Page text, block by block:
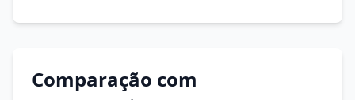
Comparação com